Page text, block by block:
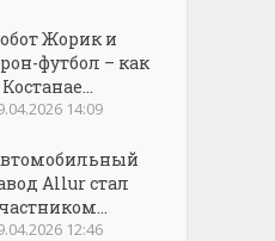
Жорик и
футбол – как
14:09
Allur стал
12:46